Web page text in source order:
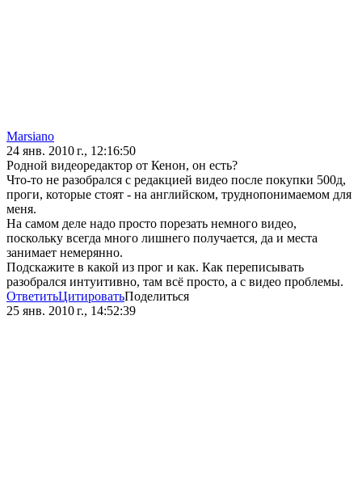
Marsiano
24 янв. 2010 г., 12:16:50
Родной видеоредактор от Кенон, он есть?
Что-то не разобрался с редакцией видео после покупки 500д,
проги, которые стоят - на английском, труднопонимаемом для
меня.
На самом деле надо просто порезать немного видео,
поскольку всегда много лишнего получается, да и места
занимает немерянно.
Подскажите в какой из прог и как. Как переписывать
разобрался интуитивно, там всё просто, а с видео проблемы.
ОтветитьЦитироватьПоделиться
25 янв. 2010 г., 14:52:39